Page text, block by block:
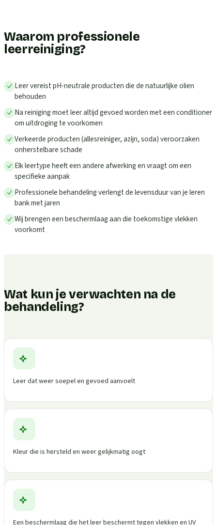
Waarom professionele
leerreiniging?
Leer vereist pH-neutrale producten die de natuurlijke olien
behouden
Na reiniging moet leer altijd gevoed worden met een conditioner
om uitdroging te voorkomen
Verkeerde producten (allesreiniger, azijn, soda) veroorzaken
onherstelbare schade
Elk leertype heeft een andere afwerking en vraagt om een
specifieke aanpak
Professionele behandeling verlengt de levensduur van je leren
bank met jaren
Wij brengen een beschermlaag aan die toekomstige vlekken
voorkomt
Wat kun je verwachten na de
behandeling?
Leer dat weer soepel en gevoed aanvoelt
Kleur die is hersteld en weer gelijkmatig oogt
Een beschermlaag die het leer beschermt tegen vlekken en UV